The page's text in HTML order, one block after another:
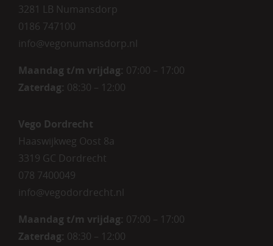
3281 LB Numansdorp
0186 747100
info@vegonumansdorp.nl
Maandag t/m vrijdag: 07:00 – 17:00
Zaterdag: 08:30 – 12:00
Vego Dordrecht
Haaswijkweg Oost 8a
3319 GC Dordrecht
078 7400049
info@vegodordrecht.nl
Maandag t/m vrijdag: 07:00 – 17:00
Zaterdag: 08:30 – 12:00